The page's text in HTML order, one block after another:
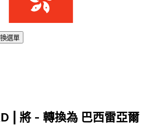
選單
| 將 - 轉換為 巴西雷亞爾